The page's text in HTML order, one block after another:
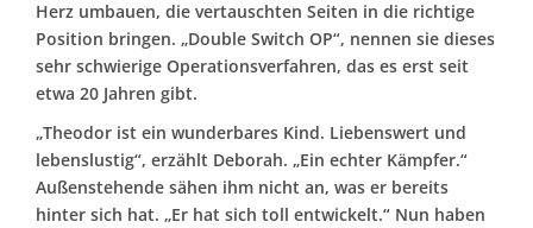
Herz umbauen, die vertauschten Seiten in die richtige
Position bringen. „Double Switch OP“, nennen sie dieses
sehr schwierige Operationsverfahren, das es erst seit
etwa 20 Jahren gibt.
„Theodor ist ein wunderbares Kind. Liebenswert und
lebenslustig“, erzählt Deborah. „Ein echter Kämpfer.“
Außenstehende sähen ihm nicht an, was er bereits
hinter sich hat. „Er hat sich toll entwickelt.“ Nun haben